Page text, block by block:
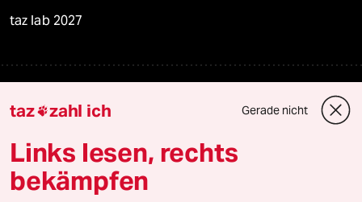
taz lab 2027
taz Blogs
taz FUTURZWEI
taz zahl ich Gerade nicht
Links lesen, rechts
bekämpfen